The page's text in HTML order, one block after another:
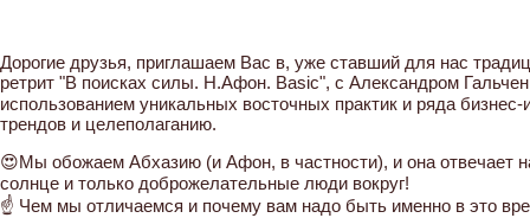
Дорогие друзья, приглашаем Вас в, уже ставший для нас
ретрит "В поисках силы. Н.Афон. Basic", с Александром
использованием уникальных восточных практик и ряда
трендов и целеполаганию.
😍Мы обожаем Абхазию (и Афон, в частности), и она отвечает
солнце и только доброжелательные люди вокруг!
☝ Чем мы отличаемся и почему вам надо быть именно в это